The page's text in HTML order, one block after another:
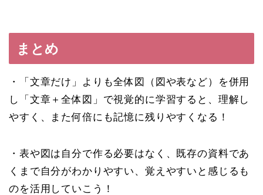
まとめ
・「文章だけ」よりも全体図（図や表など）を併用
し「文章＋全体図」で視覚的に学習すると、理解し
やすく、また何倍にも記憶に残りやすくなる！
・表や図は自分で作る必要はなく、既存の資料であ
くまで自分がわかりやすい、覚えやすいと感じるも
のを活用していこう！